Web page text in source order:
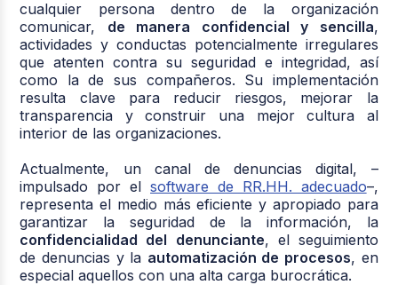
cualquier persona dentro de la organización
comunicar, de manera confidencial y sencilla,
actividades y conductas potencialmente irregulares
que atenten contra su seguridad e integridad, así
como la de sus compañeros. Su implementación
resulta clave para reducir riesgos, mejorar la
transparencia y construir una mejor cultura al
interior de las organizaciones.
Actualmente, un canal de denuncias digital, –
impulsado porelsoftware de RR.HH. adecuado–,
representa el medio más eficiente y apropiado para
garantizar la seguridad de la información, la
confidencialidad del denunciante, el seguimiento
de denuncias y la automatización de procesos, en
especial aquellos con una alta carga burocrática.